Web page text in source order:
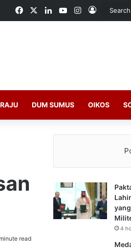
FacebookLinkedInYouTubeInstagram
Log In
DUM SUMUS OIKOS
read
4